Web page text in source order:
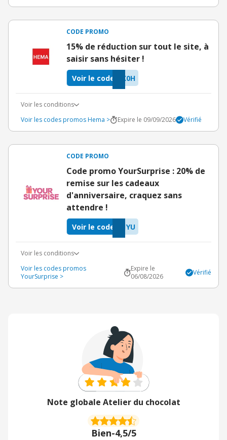
CODE PROMO
15% de réduction sur tout le site, à
saisir sans hésiter !
K0H
Voir le code
Voir les conditions
Voir les codes promos Hema >
Expire le 09/09/2026 Vérifié
CODE PROMO
Code promo YourSurprise : 20% de
remise sur les cadeaux
d'anniversaire, craquez sans
attendre !
1YU
Voir le code
Voir les conditions
Voir les codes promos
YourSurprise >
Expire le
06/08/2026
Vérifié
Note globale Atelier du chocolat
Bien-4,5/5